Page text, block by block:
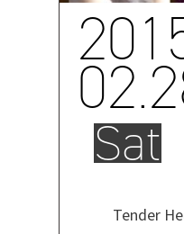
Sat
Tender